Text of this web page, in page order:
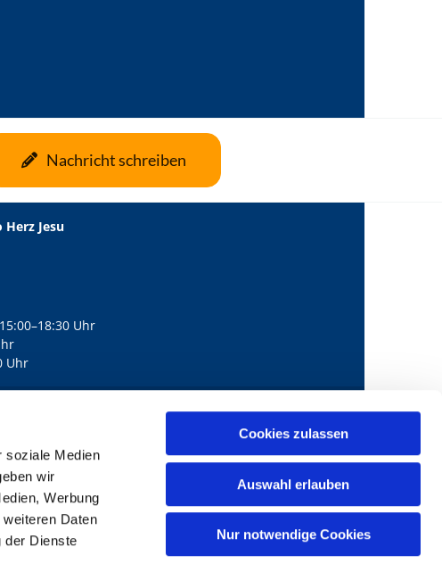
soziale Medien
wir
Werbung
Daten
der Dienste
Cookies zulassen
Auswahl erlauben
Nur notwendige Cookies
Nachricht schreiben
Jesu
Uhr
Uhr
mail@bernhard-lichtenberg.berlin